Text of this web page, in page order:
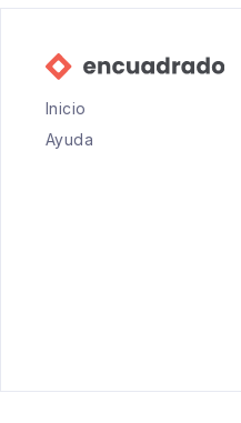
Inicio
Ayuda